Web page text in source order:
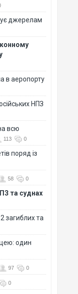
джерелам
в аеропорту
НПЗ
всю
113 0
поряд із
58 0
та суднах
загиблих та
один
97 0
0